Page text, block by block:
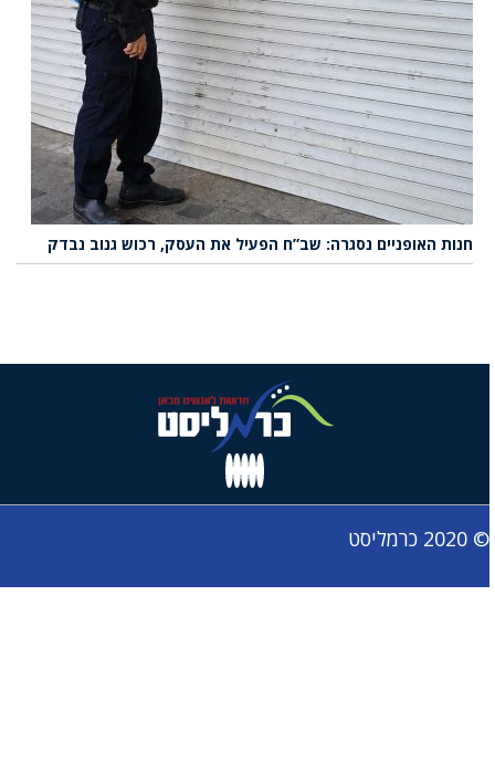
חנות האופניים נסגרה: שב”ח הפעיל את העסק, רכוש גנוב נבדק
© 2020 כרמליסט